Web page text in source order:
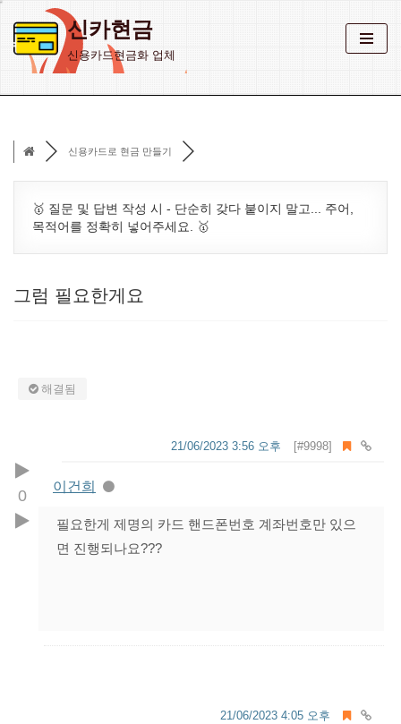
콘
너
신카현금
신용카드현금화 업체
신용카드로 현금 만들기
🥇 질문 및 답변 작성 시 - 단순히 갖다 붙이지 말고... 주어,
목적어를 정확히 넣어주세요. 🥇
그럼 필요한게요
해결됨
0
[#9998]
21/06/2023 3:56 오후
이건희
필요한게 제명의 카드 핸드폰번호 계좌번호만 있으
면 진행되나요???
21/06/2023 4:05 오후